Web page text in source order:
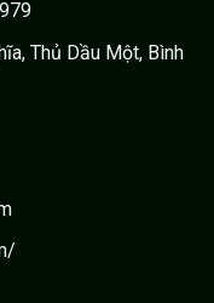
Thủ Dầu Một, Bình